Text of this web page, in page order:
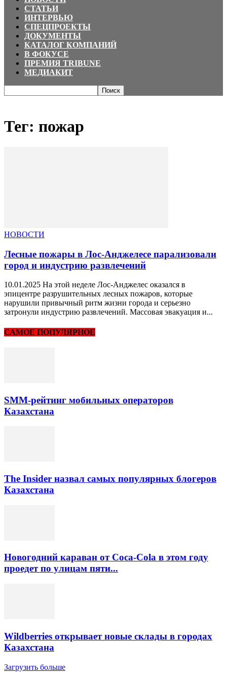
СТАТЬИ
ИНТЕРВЬЮ
СПЕЦПРОЕКТЫ
ДОКУМЕНТЫ
КАТАЛОГ КОМПАНИЙ
В ФОКУСЕ
ПРЕМИЯ TRIBUNE
МЕДИАКИТ
Тег: пожар
НОВОСТИ
Лесные пожары в Лос-Анджелесе парализовали
город и индустрию развлечений
10.01.2025 На этой неделе Лос-Анджелес оказался в
эпицентре разрушительных лесных пожаров, которые
нарушили привычный ритм жизни города и серьезно
затронули индустрию развлечений. Массовая эвакуация и...
САМОЕ ПОПУЛЯРНОЕ
SMM-рейтинг мобильных операторов
Казахстана
The Insider назвал самых популярных блогеров
Казахстана
Новогодний караван от Coca-Cola в этом году
проедет по улицам пяти...
Wildberries открывает новые склады в городах
Казахстана
Загрузить больше